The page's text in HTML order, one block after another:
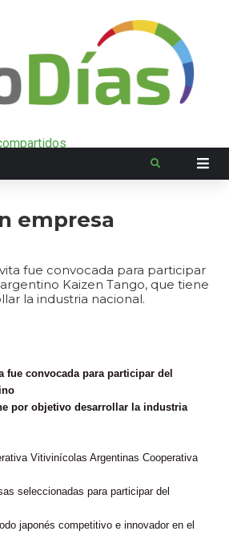
empresa
fue convocada para participar
Kaizen Tango, que tiene
la industria nacional.
fue convocada para participar del
por objetivo desarrollar la industria
Vitivinícolas Argentinas Cooperativa
seleccionadas para participar del
japonés competitivo e innovador en el